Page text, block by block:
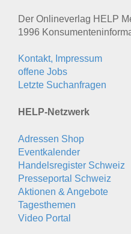
Der Onlineverlag HELP
1996
Kontakt, Impressum
offene Jobs
Letzte Suchanfragen
HELP-Netzwerk
Adressen Shop
Eventkalender
Handelsregister Schweiz
Presseportal Schweiz
Aktionen & Angebote
Tagesthemen
Video Portal